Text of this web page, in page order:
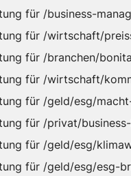
für /business-
für /wirtschaft/
für /branchen/
für /wirtschaft/
für /geld/esg/
für /privat/
für /geld/esg/
für /geld/esg/esg-